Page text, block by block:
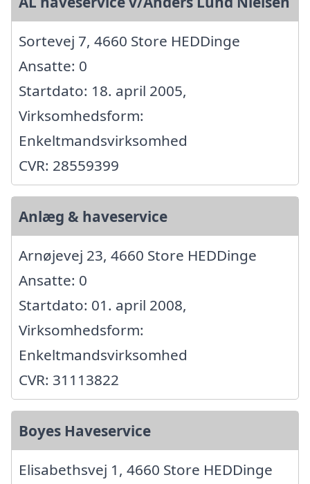
Sortevej 7, 4660 Store HEDDinge
Ansatte: 0
Startdato: 18. april 2005,
Virksomhedsform:
Enkeltmandsvirksomhed
CVR: 28559399
Anlæg & haveservice
Arnøjevej 23, 4660 Store HEDDinge
Ansatte: 0
Startdato: 01. april 2008,
Virksomhedsform:
Enkeltmandsvirksomhed
CVR: 31113822
Boyes Haveservice
Elisabethsvej 1, 4660 Store HEDDinge